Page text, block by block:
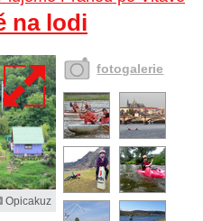
na lodi
Opicakuz
fotogalerie